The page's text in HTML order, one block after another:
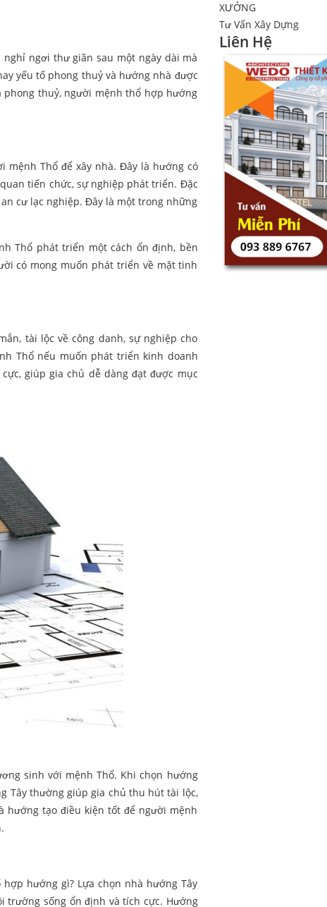
ngơi thư giãn sau một ngày dài mà
yếu tố phong thuỷ và hướng nhà được
phong thuỷ, người mệnh thổ hợp hướng
mệnh Thổ để xây nhà. Đây là hướng có
tiến chức, sự nghiệp phát triển. Đặc
cư lạc nghiệp. Đây là một trong những
Thổ phát triển một cách ổn định, bền
có mong muốn phát triển về mặt tinh
tài lộc về công danh, sự nghiệp cho
Thổ nếu muốn phát triển kinh doanh
giúp gia chủ dễ dàng đạt được mục
sinh với mệnh Thổ. Khi chọn hướng
Tây thường giúp gia chủ thu hút tài lộc,
hướng tạo điều kiện tốt để người mệnh
hướng gì? Lựa chọn nhà hướng Tây
trường sống ổn định và tích cực. Hướng
XƯỞNG
Tư Vấn Xây Dựng
Liên Hệ